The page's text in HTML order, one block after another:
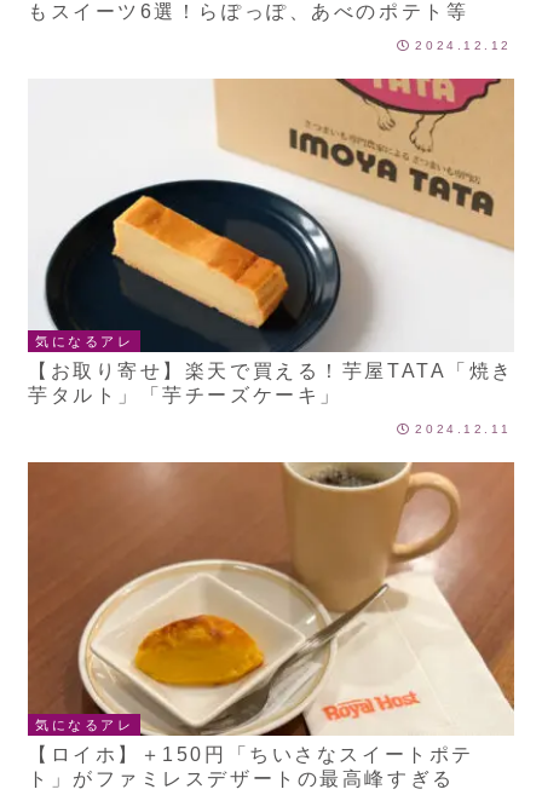
もスイーツ6選！らぽっぽ、あべのポテト等
2024.12.12
気になるアレ
【お取り寄せ】楽天で買える！芋屋TATA「焼き
芋タルト」「芋チーズケーキ」
2024.12.11
気になるアレ
【ロイホ】＋150円「ちいさなスイートポテ
ト」がファミレスデザートの最高峰すぎる